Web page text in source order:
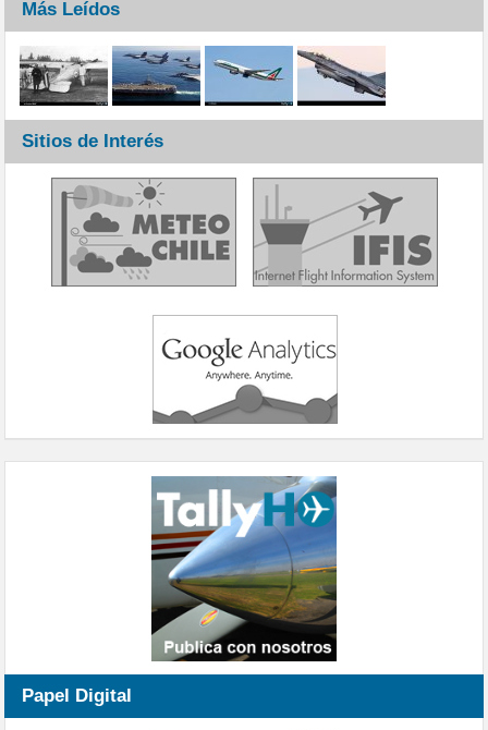
Más Leídos
Sitios de Interés
Papel Digital